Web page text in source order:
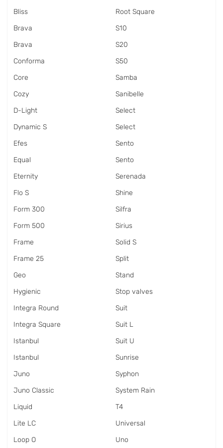
Bliss
Brava
Brava
Conforma
Core
Cozy
D-Light
Dynamic S
Efes
Equal
Eternity
Flo S
Form 300
Form 500
Frame
Frame 25
Geo
Hygienic
Integra Round
Integra Square
Istanbul
Istanbul
Juno
Juno Classic
Liquid
Lite LC
Loop O
Root Square
S10
S20
S50
Samba
Sanibelle
Select
Select
Sento
Sento
Serenada
Shine
Silfra
Sirius
Solid S
Split
Stand
Stop valves
Suit
Suit L
Suit U
Sunrise
Syphon
System Rain
T4
Universal
Uno